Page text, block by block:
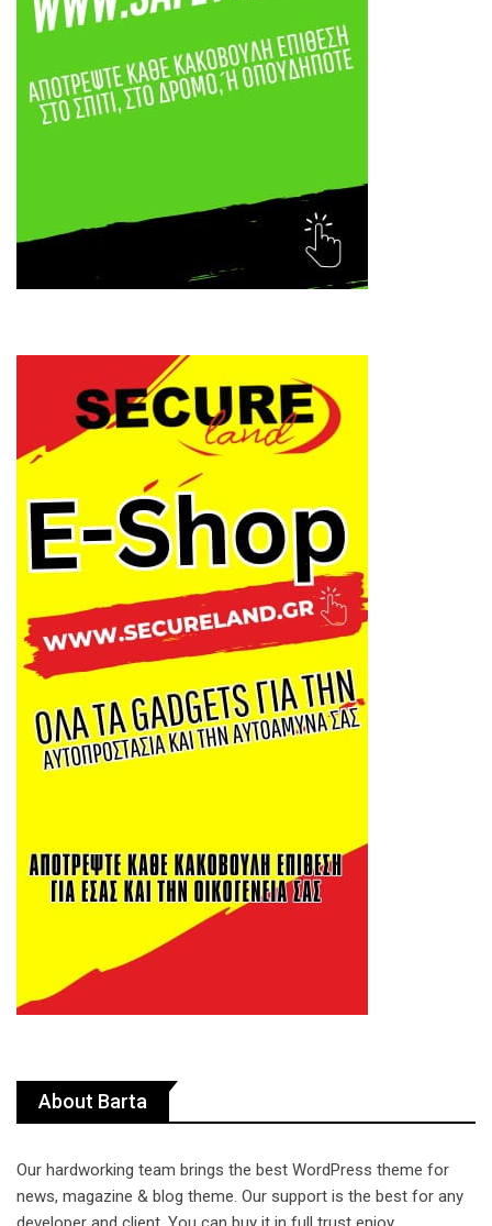
About Barta
Our hardworking team brings the best WordPress theme for
news, magazine & blog theme. Our support is the best for any